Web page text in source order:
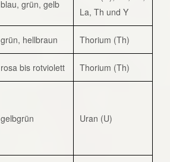
blau, grün, gelb
La, Th und Y
grün, hellbraun Thorium (Th)
rosa bis rotviolett Thorium (Th)
gelbgrün Uran (U)